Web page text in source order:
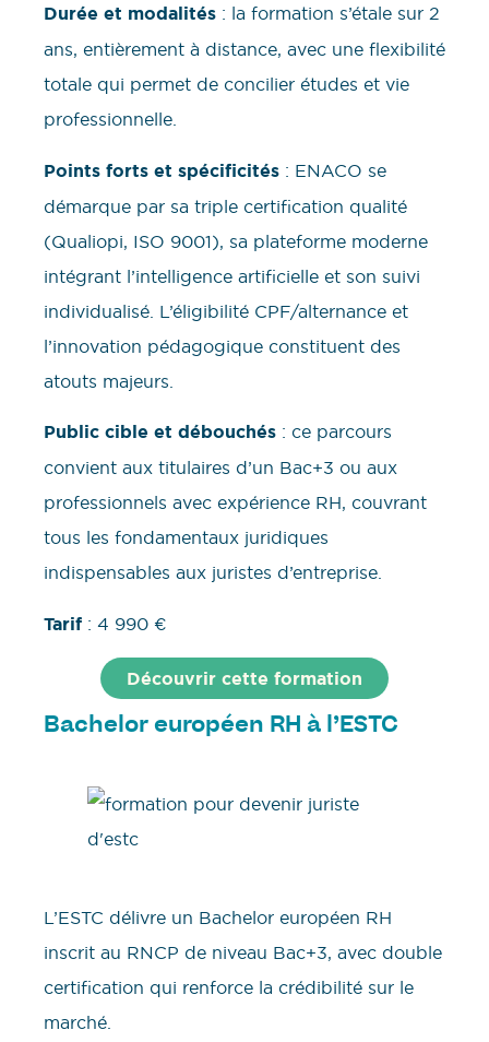
Durée et modalités : la formation s’étale sur 2
ans, entièrement à distance, avec une flexibilité
totale qui permet de concilier études et vie
professionnelle.
Points forts et spécificités : ENACO se
démarque par sa triple certification qualité
(Qualiopi, ISO 9001), sa plateforme moderne
intégrant l’intelligence artificielle et son suivi
individualisé. L’éligibilité CPF/alternance et
l’innovation pédagogique constituent des
atouts majeurs.
Public cible et débouchés : ce parcours
convient aux titulaires d’un Bac+3 ou aux
professionnels avec expérience RH, couvrant
tous les fondamentaux juridiques
indispensables aux juristes d’entreprise.
Tarif : 4 990 €
Découvrir cette formation
Bachelor européen RH à l’ESTC
L’ESTC délivre un Bachelor européen RH
inscrit au RNCP de niveau Bac+3, avec double
certification qui renforce la crédibilité sur le
marché.